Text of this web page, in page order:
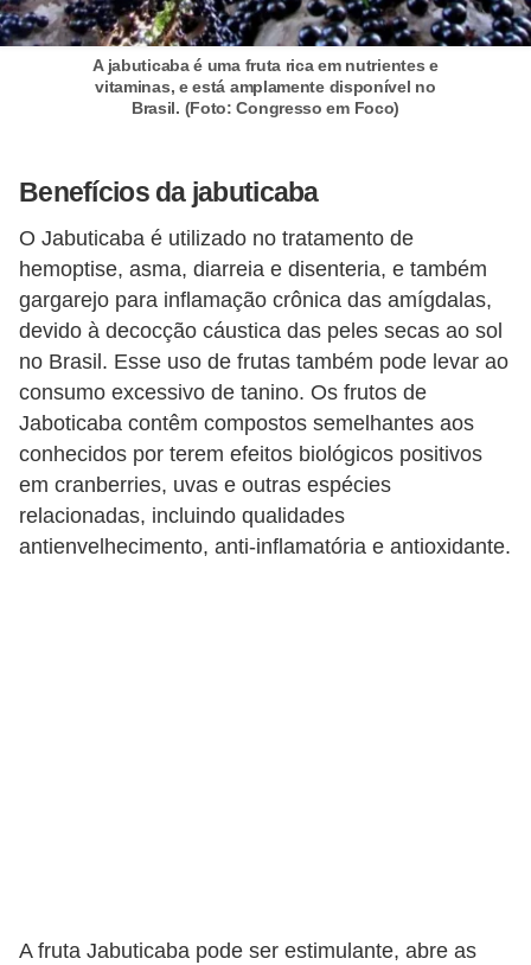
A jabuticaba é uma fruta rica em nutrientes e
vitaminas, e está amplamente disponível no
Brasil. (Foto: Congresso em Foco)
Benefícios da jabuticaba
O Jabuticaba é utilizado no tratamento de
hemoptise, asma, diarreia e disenteria, e também
gargarejo para inflamação crônica das amígdalas,
devido à decocção cáustica das peles secas ao sol
no Brasil. Esse uso de frutas também pode levar ao
consumo excessivo de tanino. Os frutos de
Jaboticaba contêm compostos semelhantes aos
conhecidos por terem efeitos biológicos positivos
em cranberries, uvas e outras espécies
relacionadas, incluindo qualidades
antienvelhecimento, anti-inflamatória e antioxidante.
A fruta Jabuticaba pode ser estimulante, abre as